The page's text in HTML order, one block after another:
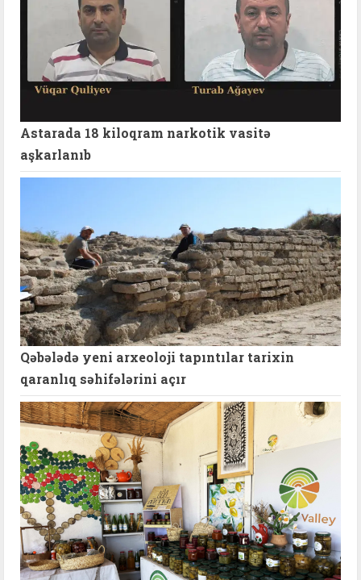
Astarada 18 kiloqram narkotik vasitə
aşkarlanıb
Qəbələdə yeni arxeoloji tapıntılar tarixin
qaranlıq səhifələrini açır